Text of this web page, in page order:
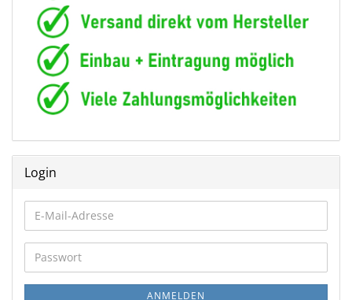
Login
E-
Mail-
Adresse
Passwort
ANMELDEN